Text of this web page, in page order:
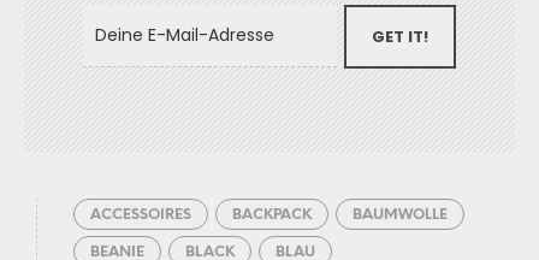
GET IT!
ACCESSOIRES BACKPACK BAUMWOLLE
BEANIE BLACK BLAU